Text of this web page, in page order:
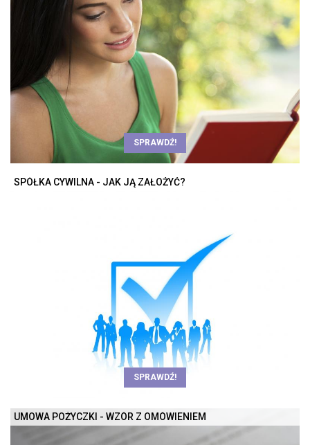
SPRAWDŹ!
SPÓŁKA CYWILNA - JAK JĄ ZAŁOŻYĆ?
SPRAWDŹ!
UMOWA POŻYCZKI - WZÓR Z OMÓWIENIEM